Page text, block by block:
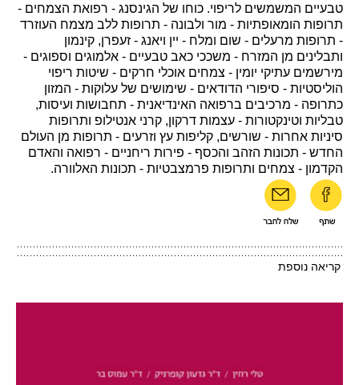
טבעיים המשמשים לריפוי. כוחו של הגינסנג - רפואת הצמחים -
תרופות הומאופתיות - מור ולבונה - תרופות ללב מצמח העוזרד
- תרופות מרעלים - שום ומלח - יין ויאנג - זעפרן, קינמון
ותבלינים מן המזרח - משככי כאב טבעיים - אלמוגים וספוגים -
מירשמים עתיקי יומין - צמחים אוכלי חרקים - שיטות ריפוי
הוליסטיות - סיפורי הדודאים - שימושים של עלוקות - המזון
כתרופה - מרכיבים ברפואה האינדיאנית - תחבושות ועיסות,
טבליות וטינקטורות - עצמות דרקון, קרני אנטילופ ותרופות
סיניות אחרות - שורשים, קליפות עץ וזרעים - תרופות מן העולם
החדש - תכונות הזהב והכסף - פירות ריחניים - רפואה והאדם
הקדמון - צמחים ותרופות פרמצבטיות - תכונות האלוורה.
קריאה נוספת